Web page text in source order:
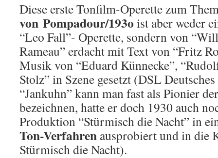
Diese erste Tonfilm-Operette zum
von Pompadour/193o ist aber weder
“Leo Fall”- Operette, sondern von
Rameau” erdacht mit Text von “Fritz
Musik von “Eduard Künnecke”,
Stolz” in Szene gesetzt (DSL
“Jankuhn” kann man fast als Pionier
bezeichnen, hatte er doch 1930 auch
Produktion “Stürmisch die Nacht” in
Ton-Verfahren ausprobiert und in die
Stürmisch die Nacht).